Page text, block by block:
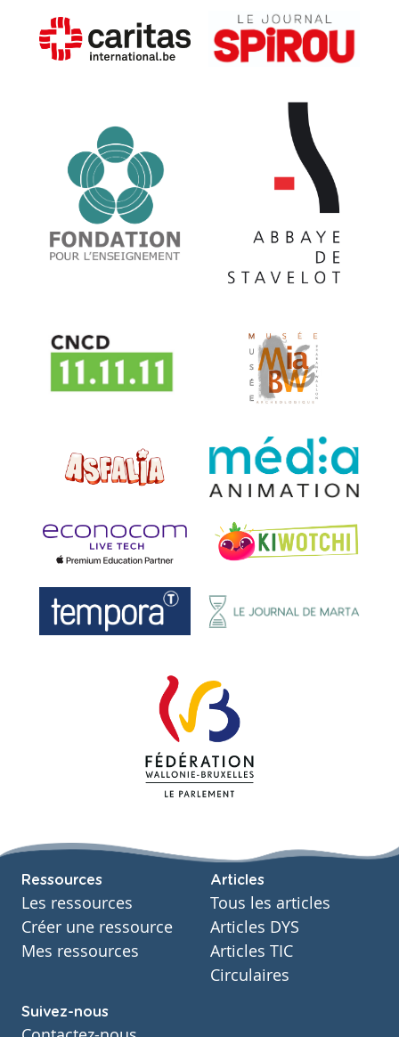
Ressources
Les ressources
Créer une ressource
Mes ressources
Articles
Tous les articles
Articles DYS
Articles TIC
Circulaires
Suivez-nous